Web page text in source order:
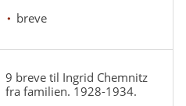
breve
9 breve til Ingrid Chemnitz
fra familien. 1928-1934.